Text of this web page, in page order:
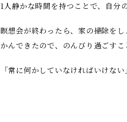
1人静かな時間を持つことで、自分
瞑想会が終わったら、家の掃除を
かんできたので、のんびり過ごすこ
「常に何かしていなければいけな